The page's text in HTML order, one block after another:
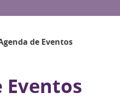
de Eventos
Eventos